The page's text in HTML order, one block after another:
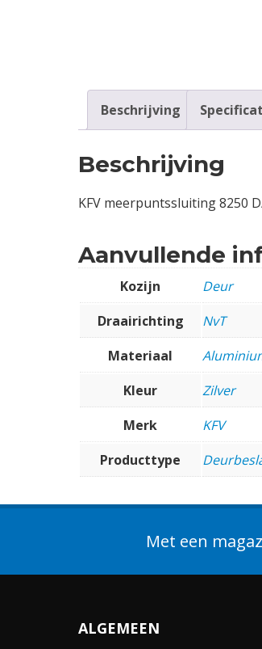
Beschrijving
Beschrijving
KFV meerpuntssluiting 8250
Aanvullende
Kozijn
Deur
Draairichting
NvT
Materiaal
Kleur
Zilver
Merk
KFV
Producttype
Met een
ALGEMEEN